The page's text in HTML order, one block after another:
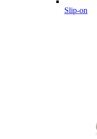
Slip-on